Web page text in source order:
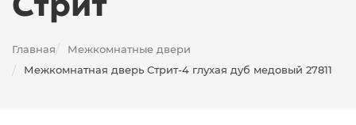
Главная/ Межкомнатные двери
/ Межкомнатная дверь Стрит-4 глухая дуб медовый 27811